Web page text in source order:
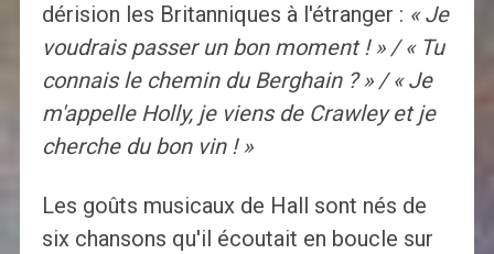
dérision les Britanniques à l'étranger : « Je
voudrais passer un bon moment ! » / « Tu
connais le chemin du Berghain ? » / « Je
m'appelle Holly, je viens de Crawley et je
cherche du bon vin ! »
Les goûts musicaux de Hall sont nés de
six chansons qu'il écoutait en boucle sur